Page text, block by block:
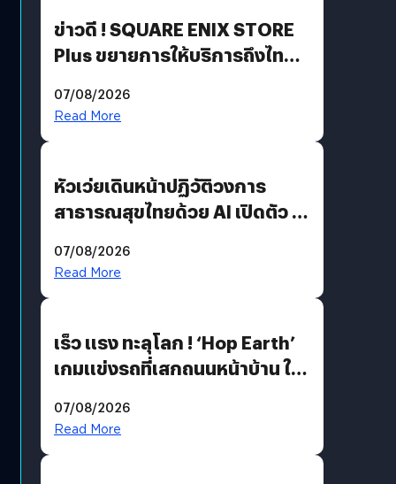
ข่าวดี ! SQUARE ENIX STORE
Plus ขยายการให้บริการถึงไทย
โดยตรง
07/08/2026
Read More
หัวเว่ยเดินหน้าปฏิวัติวงการ
สาธารณสุขไทยด้วย AI เปิดตัว 4
AI เพื่อการแพทย์ในประเทศไทย
07/08/2026
Read More
เร็ว แรง ทะลุโลก ! ‘Hop Earth’
เกมแข่งรถที่เสกถนนหน้าบ้าน ให้
07/08/2026
Read More